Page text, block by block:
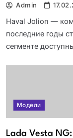
Admin
Haval Jolion —
последние годы
сегменте
Модели
Lada Vesta